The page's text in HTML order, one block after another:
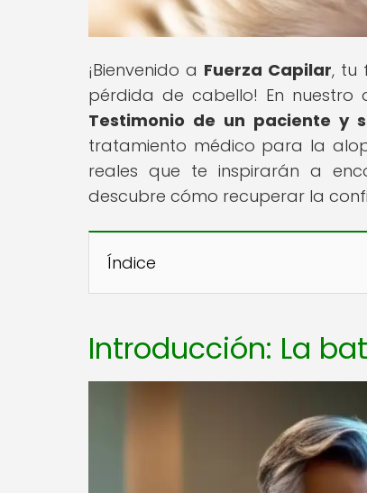
¡Bienvenido a Fuerza Capilar, tu
pérdida de cabello! En nuestro
Testimonio de un paciente y
tratamiento médico para la
reales que te inspirarán a
descubre cómo recuperar la
Índice
Introducción: La